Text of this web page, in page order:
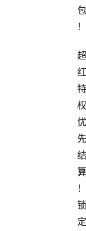
包
！
超
红
特
权
优
先
结
算
！
锁
定